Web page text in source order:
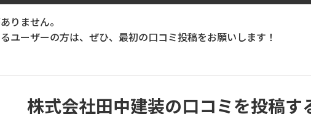
ません。
ーザーの方は、ぜひ、最初の口コミ投稿をお願いします！
株式会社田中建装の口コミを投稿す